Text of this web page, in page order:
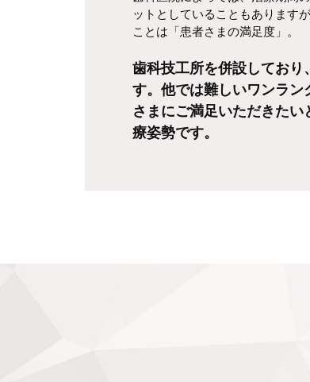
ットとしていることもあります
ことは「患者さまの満足度」。
歯科技工所を併設してお
す。他では難しいワンラ
さまにご満足いただきた
療姿勢です。